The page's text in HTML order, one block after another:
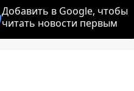
Добавить в Google, чтобы
читать новости первым